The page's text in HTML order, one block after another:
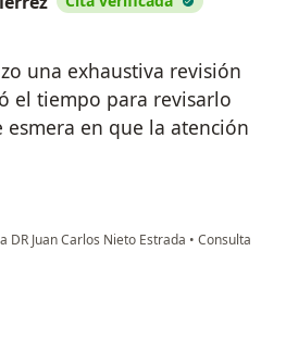
una exhaustiva revisión
el tiempo para revisarlo
esmera en que la atención
Juan Carlos Nieto Estrada • Consulta
Teresa Gutierrez